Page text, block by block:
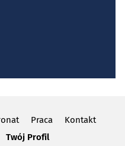
Praca
Kontakt
Twój Profil